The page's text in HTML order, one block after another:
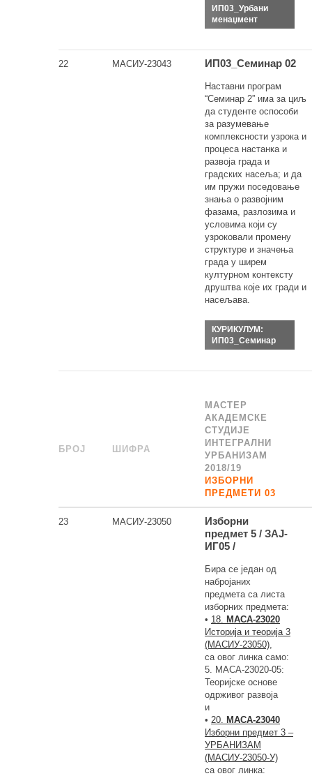
ИП03_Урбани
менаџмент
22 МАСИУ-23043 ИП03_Семинар 02
Наставни програм
“Семинар 2” има за циљ
да студенте оспособи
за разумевање
комплексности узрока и
процеса настанка и
развоја града и
градских насеља; и да
им пружи поседовање
знања о развојним
фазама, разлозима и
условима који су
узроковали промену
структуре и значења
града у ширем
културном контексту
друштва које их гради и
насељава.
КУРИКУЛУМ:
ИП03_Семинар
БРОЈ ШИФРА
МАСТЕР
АКАДЕМСКЕ
СТУДИЈЕ
ИНТЕГРАЛНИ
УРБАНИЗАМ
2018/19
ИЗБОРНИ
ПРЕДМЕТИ 03
23 МАСИУ-23050
Изборни
предмет 5 / ЗАЈ-
ИГ05 /
Бира се један од
набројаних
предмета са листа
изборних предмета:
• 18. МАСА-23020
Историја и теорија 3
(МАСИУ-23050),
са овог линка само:
5. МАСА-23020-05:
Теоријске основе
одрживог развоја
и
• 20. МАСА-23040
Изборни предмет 3 –
УРБАНИЗАМ
(МАСИУ-23050-У)
са овог линка: